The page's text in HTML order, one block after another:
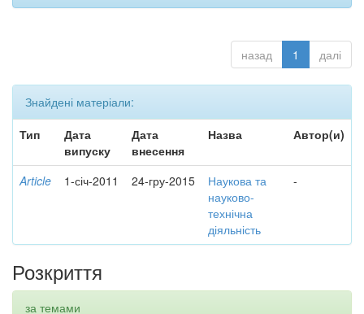
назад 1 далі
Знайдені матеріали:
Тип
Дата
випуску
Дата
внесення
Назва Автор(и)
Article 1-січ-2011 24-гру-2015
Наукова та
науково-
технічна
діяльність
-
Розкриття
за темами